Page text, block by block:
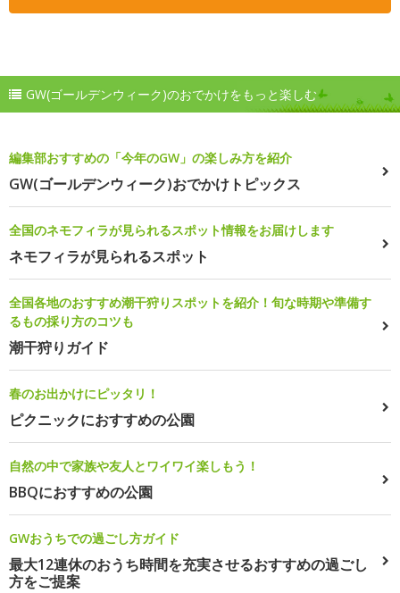
GW(ゴールデンウィーク)のおでかけをもっと楽しむ
編集部おすすめの「今年のGW」の楽しみ方を紹介
GW(ゴールデンウィーク)おでかけトピックス
全国のネモフィラが見られるスポット情報をお届けします
ネモフィラが見られるスポット
全国各地のおすすめ潮干狩りスポットを紹介！旬な時期や準備す
るもの採り方のコツも
潮干狩りガイド
春のお出かけにピッタリ！
ピクニックにおすすめの公園
自然の中で家族や友人とワイワイ楽しもう！
BBQにおすすめの公園
GWおうちでの過ごし方ガイド
最大12連休のおうち時間を充実させるおすすめの過ごし
方をご提案